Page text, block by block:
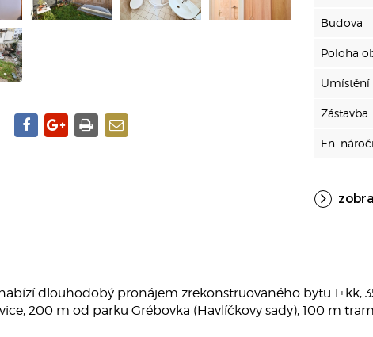
Budova
Poloha
Umístění
Zástavba
En.
dlouhodobý pronájem zrekonstruovaného bytu 1+kk,
200 m od parku Grébovka (Havlíčkovy sady), 100 m